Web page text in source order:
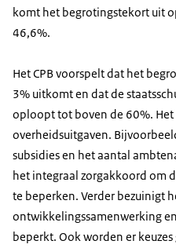
komt het begrotingstekort uit
46,6%.
Het CPB voorspelt dat het
3% uitkomt en dat de
oploopt tot boven de 60%.
overheidsuitgaven.
subsidies en het aantal
het integraal zorgakkoord om
te beperken. Verder bezuinigt
ontwikkelingssamenwerking
beperkt. Ook worden er